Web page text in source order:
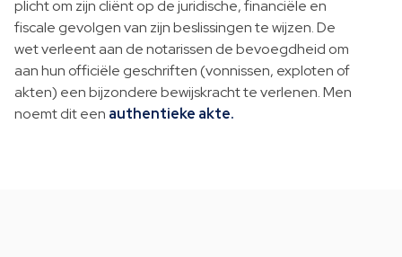
plicht om zijn cliënt op de juridische, financiële en
fiscale gevolgen van zijn beslissingen te wijzen. De
wet verleent aan de notarissen de bevoegdheid om
aan hun officiële geschriften (vonnissen, exploten of
akten) een bijzondere bewijskracht te verlenen. Men
noemt dit een authentieke akte.